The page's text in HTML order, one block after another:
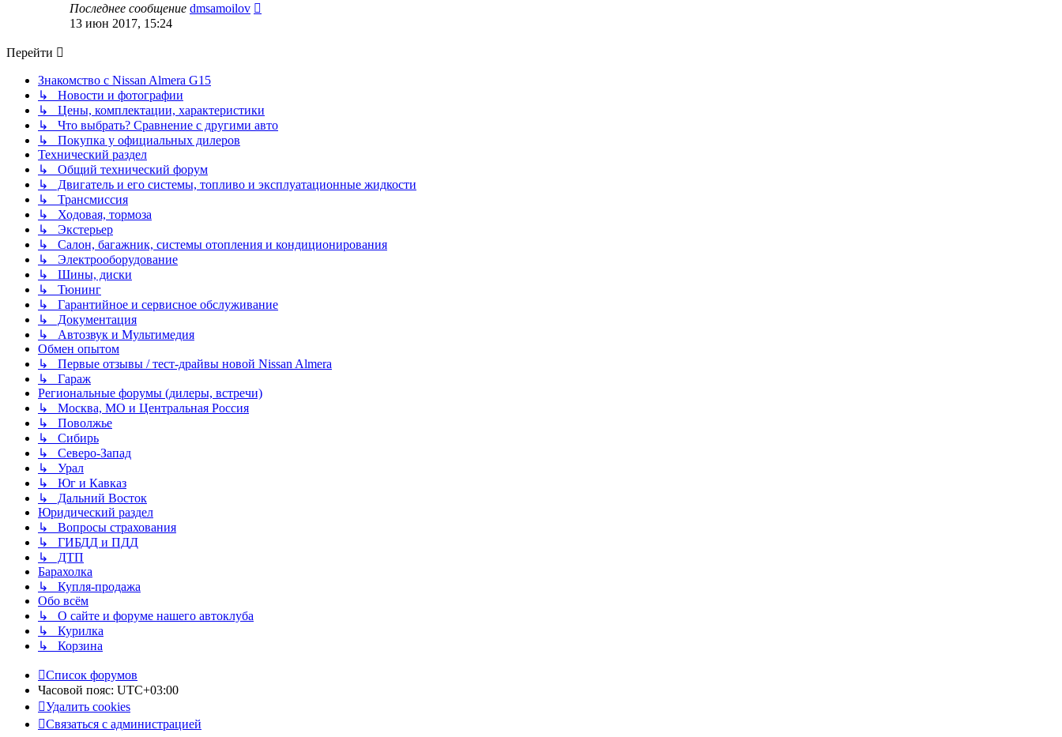
Последнее сообщение dmsamoilov
13 июн 2017, 15:24
Перейти
Знакомство с Nissan Almera G15
↳ Новости и фотографии
↳ Цены, комплектации, характеристики
↳ Что выбрать? Сравнение с другими авто
↳ Покупка у официальных дилеров
Технический раздел
↳ Общий технический форум
↳ Двигатель и его системы, топливо и эксплуатационные жидкости
↳ Трансмиссия
↳ Ходовая, тормоза
↳ Экстерьер
↳ Салон, багажник, системы отопления и кондиционирования
↳ Электрооборудование
↳ Шины, диски
↳ Тюнинг
↳ Гарантийное и сервисное обслуживание
↳ Документация
↳ Автозвук и Мультимедия
Обмен опытом
↳ Первые отзывы / тест-драйвы новой Nissan Almera
↳ Гараж
Региональные форумы (дилеры, встречи)
↳ Москва, МО и Центральная Россия
↳ Поволжье
↳ Сибирь
↳ Северо-Запад
↳ Урал
↳ Юг и Кавказ
↳ Дальний Восток
Юридический раздел
↳ Вопросы страхования
↳ ГИБДД и ПДД
↳ ДТП
Барахолка
↳ Купля-продажа
Обо всём
↳ О сайте и форуме нашего автоклуба
↳ Курилка
↳ Корзина
Список форумов
Часовой пояс: UTC+03:00
Удалить cookies
Связаться с администрацией